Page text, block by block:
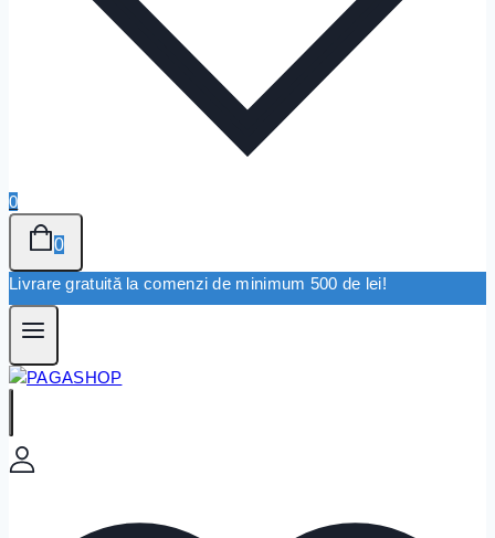
0
0
Livrare gratuită la comenzi de minimum 500 de lei!